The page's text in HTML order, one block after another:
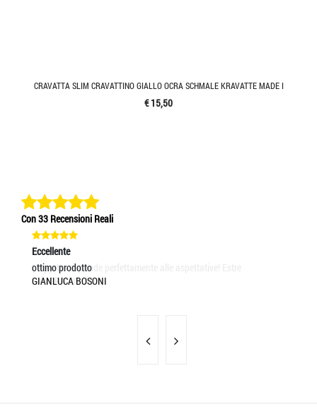
CRAVATTA SLIM CRAVATTINO GIALLO OCRA SCHMALE KRAVATTE MADE I
€ 15,50
Con 33 Recensioni Reali
Eccellente
L'oggetto risponde perfettamente alle aspettative! Estre
SANDRA LIGIA
Eccellente
ottimo prodotto
GIANLUCA BOSONI